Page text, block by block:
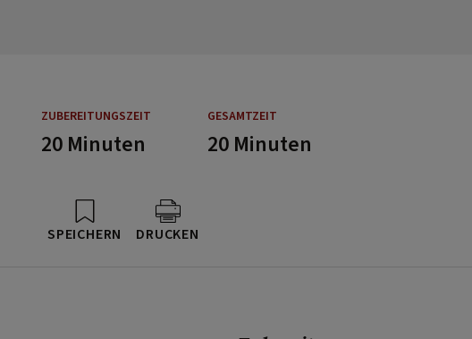
ZUBEREITUNGSZEIT GESAMTZEIT
20 Minuten 20 Minuten
SPEICHERN DRUCKEN